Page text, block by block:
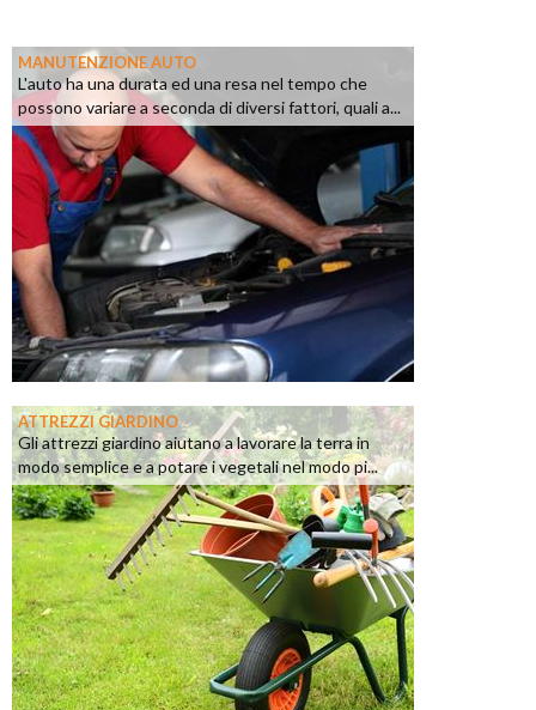
MANUTENZIONE AUTO
L'auto ha una durata ed una resa nel tempo che
possono variare a seconda di diversi fattori, quali a...
ATTREZZI GIARDINO
Gli attrezzi giardino aiutano a lavorare la terra in
modo semplice e a potare i vegetali nel modo pi...